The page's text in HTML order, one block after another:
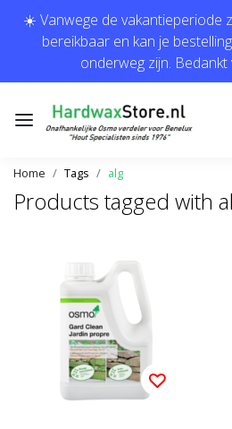
☀️ Vanwege de vakantieperiode
bereikbaar en kan je
onderweg zijn.
Home Tags alg
Products tagged with